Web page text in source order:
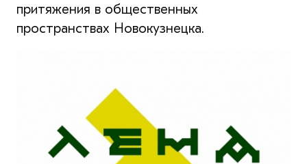
притяжения в общественных
пространствах Новокузнецка.